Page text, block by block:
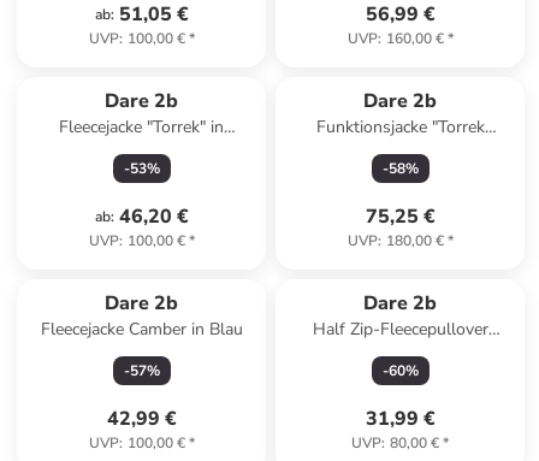
ab: 51,05 €
UVP: 100,00 €*
56,99 €
UVP: 160,00 €*
Dare 2b
Fleecejacke "Torrek" in
Anthrazit
-53%
ab: 46,20 €
UVP: 100,00 €*
Dare 2b
Funktionsjacke "Torrek
Breathe Out" in Schwarz
-58%
75,25 €
UVP: 180,00 €*
Dare 2b
Fleecejacke Camber in Blau
-57%
42,99 €
UVP: 100,00 €*
Dare 2b
Half Zip-Fleecepullover
Affinity in Gelb
-60%
31,99 €
UVP: 80,00 €*